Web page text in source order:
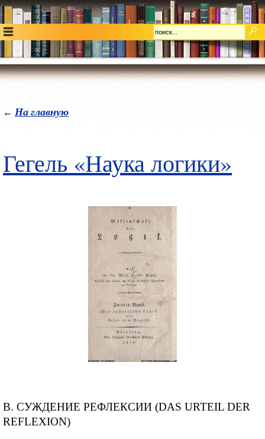
← На главную
Гегель «Наука логики»
В. СУЖДЕНИЕ РЕФЛЕКСИИ (DAS URTEIL DER
REFLEXION)